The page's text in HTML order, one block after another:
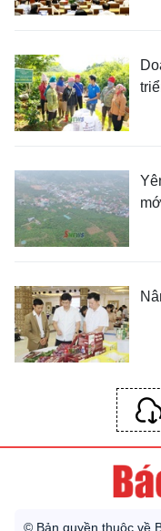
© Bản quyền thuộc về